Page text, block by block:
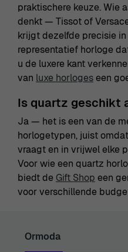
praktischere keuze. Wie
denkt — Tissot of
krijgt dezelfde precisie
representatief horloge
u de luxere kant
van luxe horlogeseen
Is quartz geschikt
Ja — het is een van de
horlogetypen, juist
vraagt en in vrijwel elke
Voor wie een quartz
biedt de Gift Shop een
voor verschillende
Ormoda